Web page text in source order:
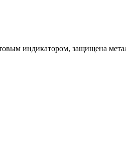
индикатором, защищена